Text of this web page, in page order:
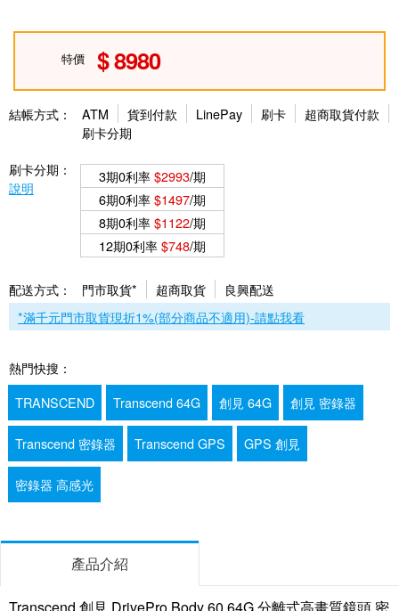
特價 8980
結帳方式： ATM 貨到付款 LinePay 刷卡
超商取貨付款
刷卡分期
刷卡分期：
說明
3期0利率$2993/期
6期0利率$1497/期
8期0利率$1122/期
12期0利率$748/期
配送方式： 門市取貨* 超商取貨
良興配送
*滿千元門市取貨現折1%(部分商品不適用)-請點我看
熱門快搜：
TRANSCEND
Transcend 64G 創見 64G 創見 密錄器
Transcend 密錄器 Transcend GPS GPS 創見
密錄器 高感光
產品介紹